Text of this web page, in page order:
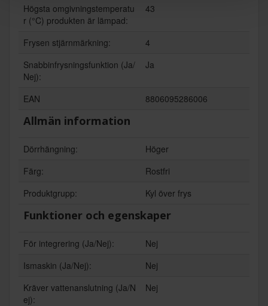
Högsta omgivningstemperatu
r (°C) produkten är lämpad:
43
Frysen stjärnmärkning:
4
Snabbinfrysningsfunktion (Ja/
Nej):
Ja
EAN 8806095286006
Allmän information
Dörrhängning:
Höger
Färg:
Rostfri
Produktgrupp:
Kyl över frys
Funktioner och egenskaper
För integrering (Ja/Nej):
Nej
Ismaskin (Ja/Nej):
Nej
Kräver vattenanslutning (Ja/N
ej):
Nej